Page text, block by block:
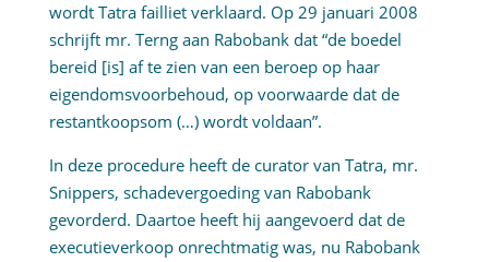
wordt Tatra failliet verklaard. Op 29 januari 2008
schrijft mr. Terng aan Rabobank dat “de boedel
bereid [is] af te zien van een beroep op haar
eigendomsvoorbehoud, op voorwaarde dat de
restantkoopsom (…) wordt voldaan”.
In deze procedure heeft de curator van Tatra, mr.
Snippers, schadevergoeding van Rabobank
gevorderd. Daartoe heeft hij aangevoerd dat de
executieverkoop onrechtmatig was, nu Rabobank